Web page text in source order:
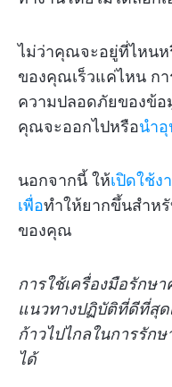
ไม่ว่าคุณจะอยู่ที่ไหน
ของคุณเร็วแค่ไหน ก
ความปลอดภัยของข้อ
คุณจะออกไปหรือนำ
นอกจากนี้ ให้เปิดใช้
เพื่อทำให้ยากขึ้นสำห
ของคุณ
การใช้เครื่องมือรักษ
แนวทางปฏิบัติที่ดีที่สุ
ก้าวไปไกลในการรั
ได้